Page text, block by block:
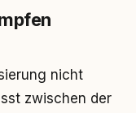
nicht
zwischen der